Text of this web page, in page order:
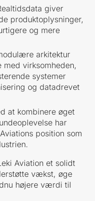
giver
produktoplysninger,
og mere
arkitektur
med virksomheden,
systemer
og datadrevet
at kombinere øget
har
position som
Aviation et solidt
vækst, øge
højere værdi til